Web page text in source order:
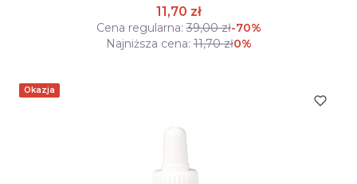
11,70 zł
Cena regularna: 39,00 zł-70%
Najniższa cena: 11,70 zł0%
Okazja